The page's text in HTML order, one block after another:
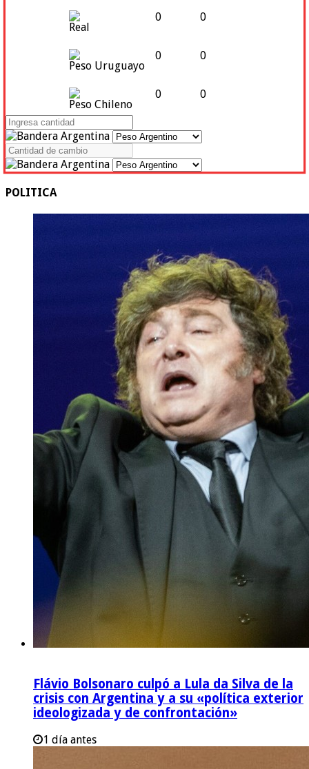
Real
0 0
Peso Uruguayo
0 0
Peso Chileno
0 0
POLITICA
Flávio Bolsonaro culpó a Lula da Silva de la
crisis con Argentina y a su «política exterior
ideologizada y de confrontación»
1 día antes